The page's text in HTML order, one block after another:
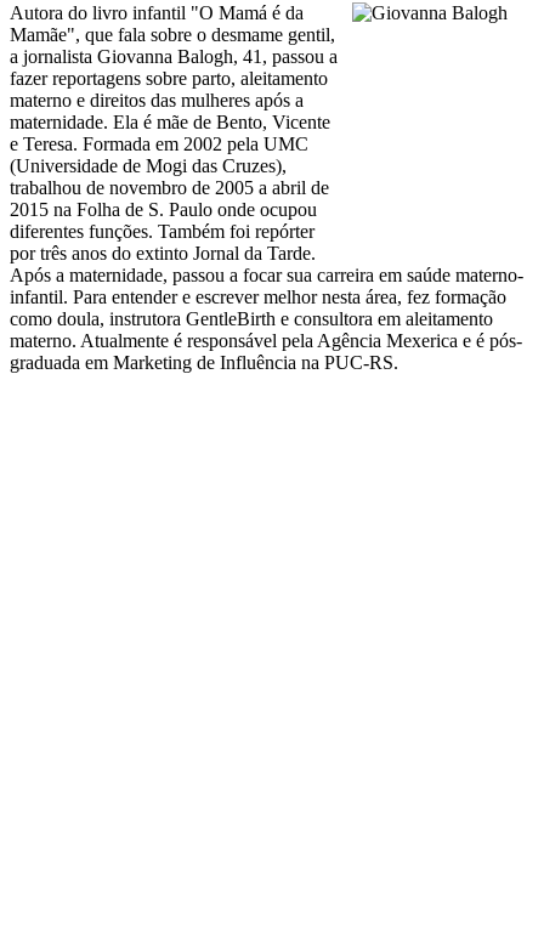
Autora do livro infantil "O Mamá é da
Mamãe", que fala sobre o desmame gentil,
a jornalista Giovanna Balogh, 41, passou a
fazer reportagens sobre parto, aleitamento
materno e direitos das mulheres após a
maternidade. Ela é mãe de Bento, Vicente
e Teresa. Formada em 2002 pela UMC
(Universidade de Mogi das Cruzes),
trabalhou de novembro de 2005 a abril de
2015 na Folha de S. Paulo onde ocupou
diferentes funções. Também foi repórter
por três anos do extinto Jornal da Tarde.
Após a maternidade, passou a focar sua carreira em saúde materno-
infantil. Para entender e escrever melhor nesta área, fez formação
como doula, instrutora GentleBirth e consultora em aleitamento
materno. Atualmente é responsável pela Agência Mexerica e é pós-
graduada em Marketing de Influência na PUC-RS.